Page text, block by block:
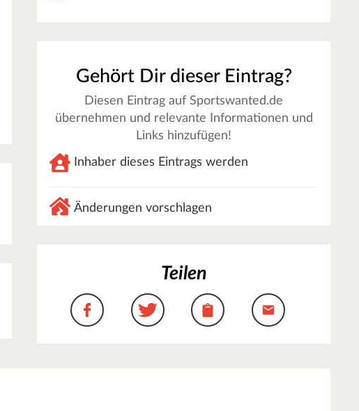
Gehört Dir dieser Eintrag?
Diesen Eintrag auf Sportswanted.de
übernehmen und relevante Informationen und
Links hinzufügen!
Inhaber dieses Eintrags werden
Änderungen vorschlagen
Teilen